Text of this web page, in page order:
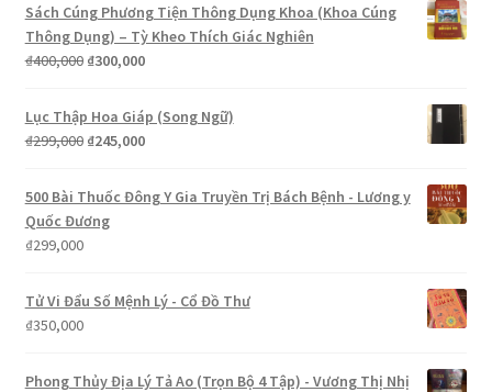
Sách Cúng Phương Tiện Thông Dụng Khoa (Khoa Cúng
Thông Dụng) – Tỳ Kheo Thích Giác Nghiên
₫400,000 Giá
là:
₫400,000.
₫300,000Giá
tại
là:
Lục Thập Hoa Giáp (Song Ngữ)
₫299,000 Giá
là:
₫299,000.
₫245,000Giá
là:
500 Bài Thuốc Đông Y Gia Truyền Trị Bách Bệnh - Lương y
Quốc Đương
₫299,000
Tử Vi Đẩu Số Mệnh Lý - Cổ Đồ Thư
₫350,000
Phong Thủy Địa Lý Tả Ao (Trọn Bộ 4 Tập) - Vương Thị Nhị